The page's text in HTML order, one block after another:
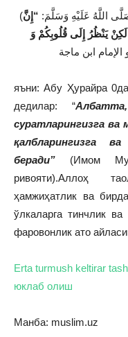
“إِنَّ
يَنْظُرُ إِلَى قُلُوبِكُمْ وَ
ابن ماجة
яъни: Абу Ҳурайра
дедилар: “
суратларингизга ва
қалбларингизга
беради” (Имом
ривояти).Аллоҳ
ҳамжиҳатлик ва
ўлкаларга тинчлик
фаровонлик ато
Erta turmush keltirar
юклаб олиш
Манба: muslim.uz